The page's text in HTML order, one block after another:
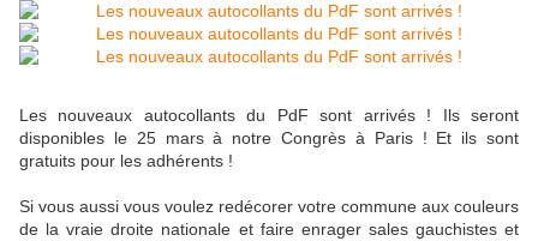
Les nouveaux autocollants du PdF sont arrivés ! Ils seront
disponibles le 25 mars à notre Congrès à Paris ! Et ils sont
gratuits pour les adhérents !
Si vous aussi vous voulez redécorer votre commune aux couleurs
de la vraie droite nationale et faire enrager sales gauchistes et